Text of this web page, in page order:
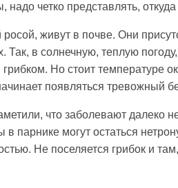
четко представлять,
живут в почве. Они
в солнечную, теплую
Но стоит температуре
появляться тревожный
что заболевают далеко
в парнике могут остаться
Не поселяется грибок и